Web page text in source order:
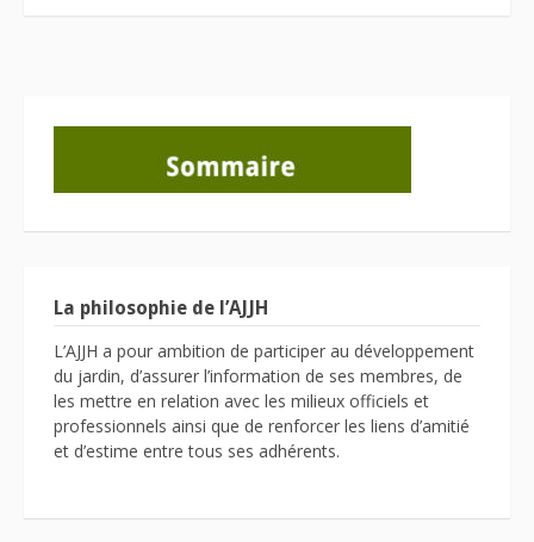
La philosophie de l’AJJH
L’AJJH a pour ambition de participer au développement
du jardin, d’assurer l’information de ses membres, de
les mettre en relation avec les milieux officiels et
professionnels ainsi que de renforcer les liens d’amitié
et d’estime entre tous ses adhérents.